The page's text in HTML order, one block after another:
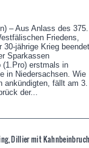
– Aus Anlass des 375.
Friedens,
30-jährige Krieg beendet
Sparkassen
(1.Pro) erstmals in
in Niedersachsen. Wie
ankündigten, fällt am 3.
der...
Dillier mit